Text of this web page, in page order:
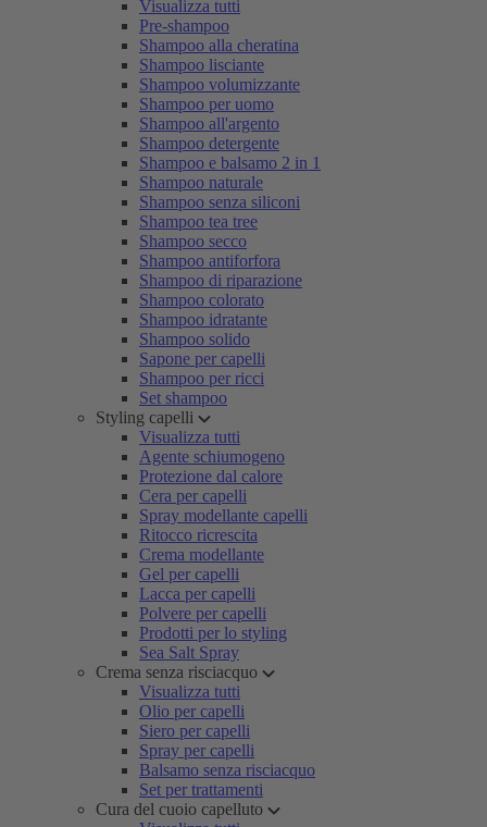
Visualizza tutti
Pre-shampoo
Shampoo alla cheratina
Shampoo lisciante
Shampoo volumizzante
Shampoo per uomo
Shampoo all'argento
Shampoo detergente
Shampoo e balsamo 2 in 1
Shampoo naturale
Shampoo senza siliconi
Shampoo tea tree
Shampoo secco
Shampoo antiforfora
Shampoo di riparazione
Shampoo colorato
Shampoo idratante
Shampoo solido
Sapone per capelli
Shampoo per ricci
Set shampoo
Styling capelli
Visualizza tutti
Agente schiumogeno
Protezione dal calore
Cera per capelli
Spray modellante capelli
Ritocco ricrescita
Crema modellante
Gel per capelli
Lacca per capelli
Polvere per capelli
Prodotti per lo styling
Sea Salt Spray
Crema senza risciacquo
Visualizza tutti
Olio per capelli
Siero per capelli
Spray per capelli
Balsamo senza risciacquo
Set per trattamenti
Cura del cuoio capelluto